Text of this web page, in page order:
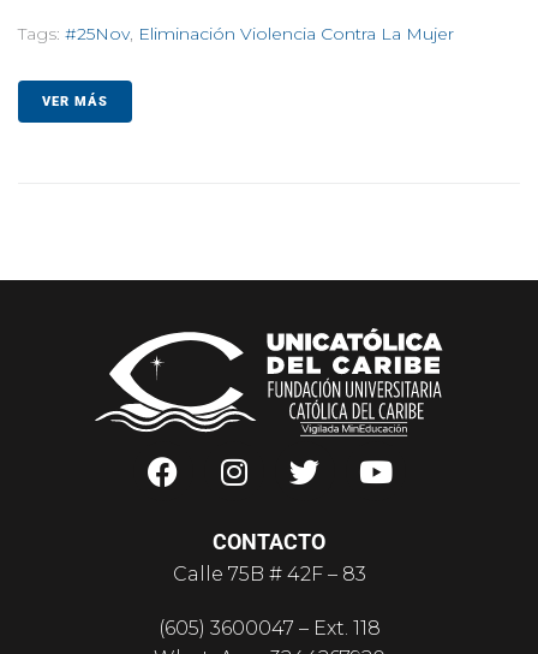
Tags: #25Nov, Eliminación Violencia Contra La Mujer
VER MÁS
CONTACTO
Calle 75B # 42F – 83
(605) 3600047 – Ext. 118